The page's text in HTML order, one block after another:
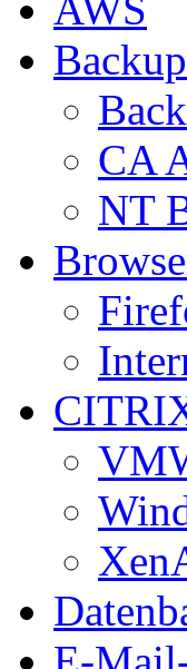
AWS
CA
NT